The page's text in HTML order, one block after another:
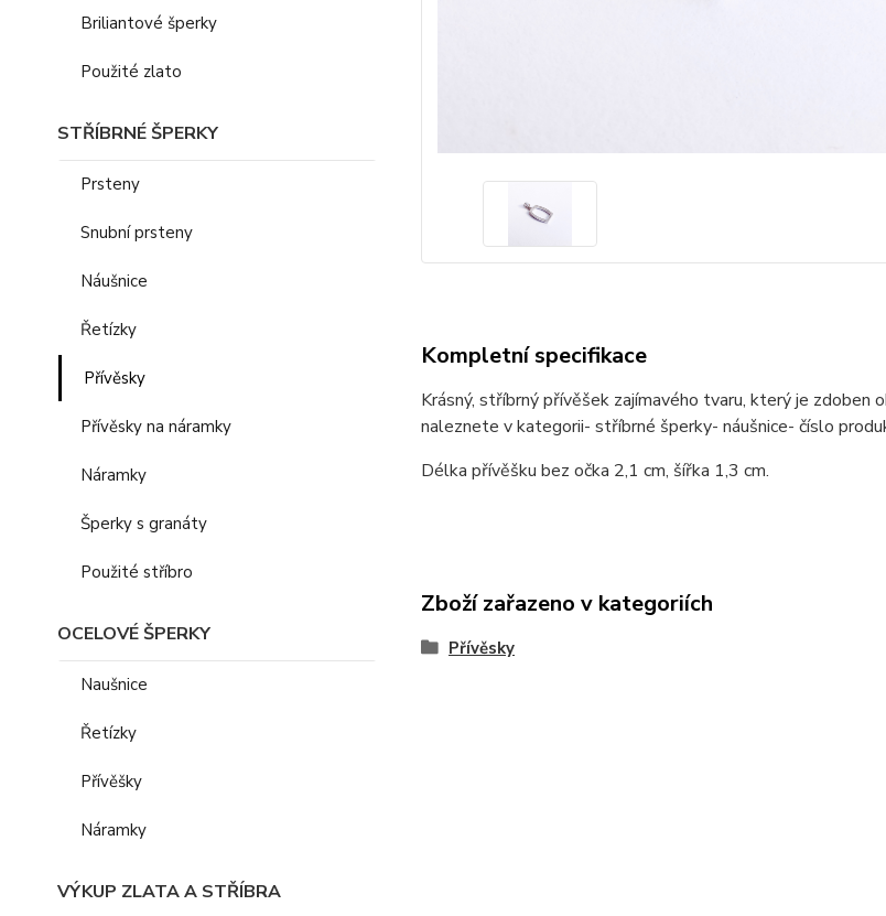
Briliantové šperky
Použité zlato
STŘÍBRNÉ ŠPERKY
Prsteny
Snubní prsteny
Náušnice
Řetízky
Přívěsky
Přívěsky na náramky
Náramky
Šperky s granáty
Použité stříbro
OCELOVÉ ŠPERKY
Naušnice
Řetízky
Přívěšky
Náramky
VÝKUP ZLATA A STŘÍBRA
Kompletní specifikace
Krásný, stříbrný přívěšek zajímavého tvaru, který je zdoben
naleznete v kategorii- stříbrné šperky- náušnice- číslo
Délka přívěšku bez očka 2,1 cm, šířka 1,3 cm.
Zboží zařazeno v kategoriích
Přívěsky